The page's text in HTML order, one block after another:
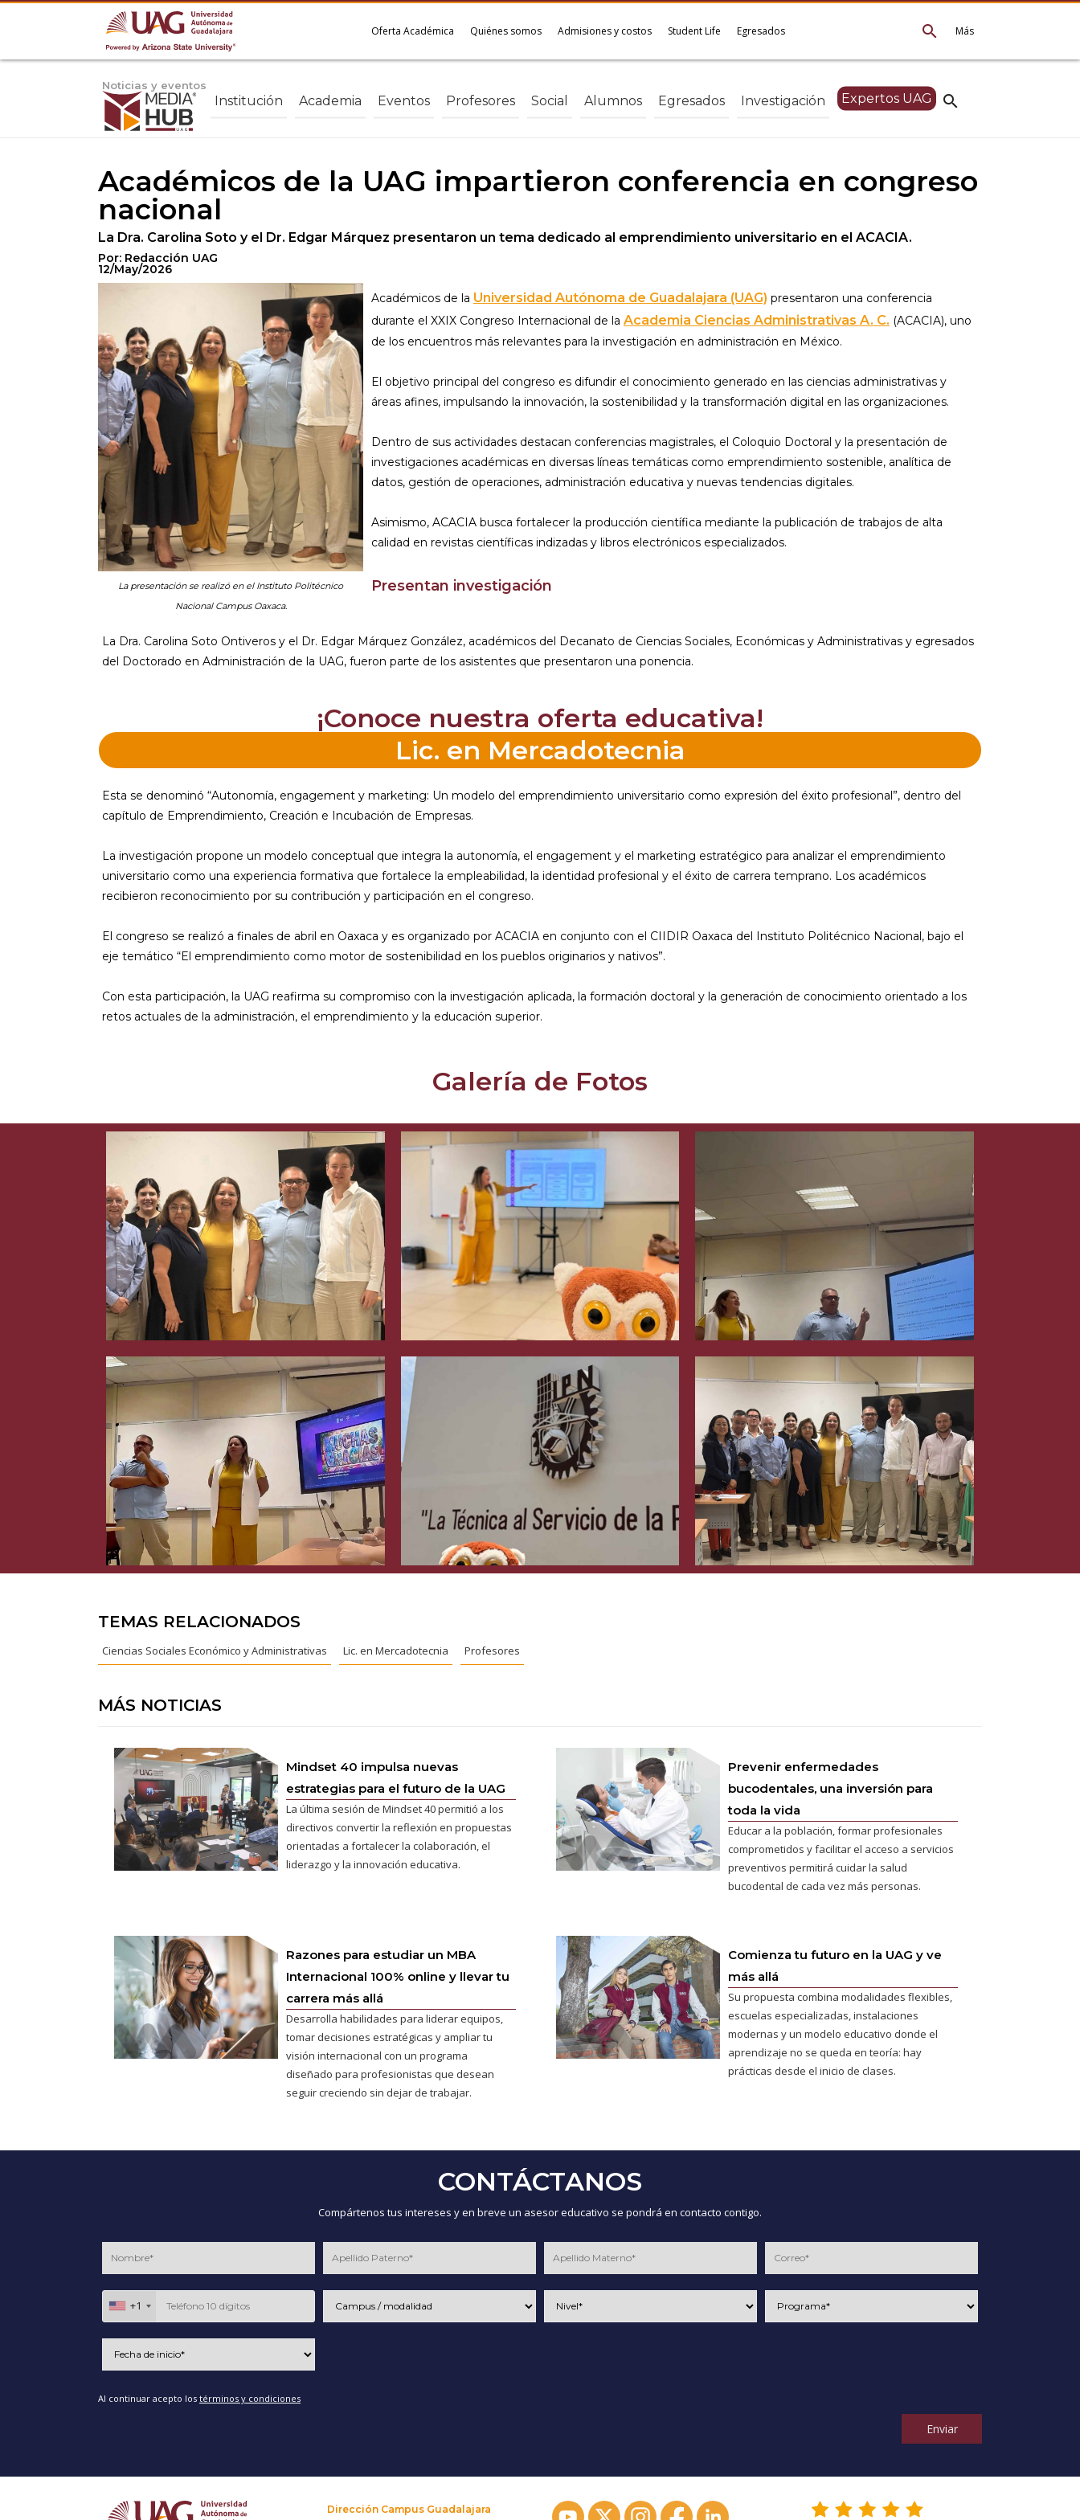
Más
search
Oferta Académica Quiénes somos Admisiones y costos Student Life Egresados
Noticias y eventos
search
Institución Academia Eventos Profesores Social Alumnos Egresados Investigación Expertos UAG
Académicos de la UAG impartieron conferencia en congreso
nacional
La Dra. Carolina Soto y el Dr. Edgar Márquez presentaron un tema dedicado al emprendimiento universitario en el ACACIA.
Por: Redacción UAG
12/May/2026
La presentación se realizó en el Instituto Politécnico
Nacional Campus Oaxaca.
Académicos de la Universidad Autónoma de Guadalajara (UAG) presentaron una conferencia
durante el XXIX Congreso Internacional de la Academia Ciencias Administrativas A. C. (ACACIA), uno
de los encuentros más relevantes para la investigación en administración en México.
El objetivo principal del congreso es difundir el conocimiento generado en las ciencias administrativas y
áreas afines, impulsando la innovación, la sostenibilidad y la transformación digital en las organizaciones.
Dentro de sus actividades destacan conferencias magistrales, el Coloquio Doctoral y la presentación de
investigaciones académicas en diversas líneas temáticas como emprendimiento sostenible, analítica de
datos, gestión de operaciones, administración educativa y nuevas tendencias digitales.
Asimismo, ACACIA busca fortalecer la producción científica mediante la publicación de trabajos de alta
calidad en revistas científicas indizadas y libros electrónicos especializados.
Presentan investigación
La Dra. Carolina Soto Ontiveros y el Dr. Edgar Márquez González, académicos del Decanato de Ciencias Sociales, Económicas y Administrativas y egresados
del Doctorado en Administración de la UAG, fueron parte de los asistentes que presentaron una ponencia.
¡Conoce nuestra oferta educativa!
Lic. en Mercadotecnia
Esta se denominó “Autonomía, engagement y marketing: Un modelo del emprendimiento universitario como expresión del éxito profesional”, dentro del
capítulo de Emprendimiento, Creación e Incubación de Empresas.
La investigación propone un modelo conceptual que integra la autonomía, el engagement y el marketing estratégico para analizar el emprendimiento
universitario como una experiencia formativa que fortalece la empleabilidad, la identidad profesional y el éxito de carrera temprano. Los académicos
recibieron reconocimiento por su contribución y participación en el congreso.
El congreso se realizó a finales de abril en Oaxaca y es organizado por ACACIA en conjunto con el CIIDIR Oaxaca del Instituto Politécnico Nacional, bajo el
eje temático “El emprendimiento como motor de sostenibilidad en los pueblos originarios y nativos”.
Con esta participación, la UAG reafirma su compromiso con la investigación aplicada, la formación doctoral y la generación de conocimiento orientado a los
retos actuales de la administración, el emprendimiento y la educación superior.
Galería de Fotos
TEMAS RELACIONADOS
Ciencias Sociales Económico y Administrativas Lic. en Mercadotecnia Profesores
MÁS NOTICIAS
Mindset 40 impulsa nuevas
estrategias para el futuro de la UAG
La última sesión de Mindset 40 permitió a los
directivos convertir la reflexión en propuestas
orientadas a fortalecer la colaboración, el
liderazgo y la innovación educativa.
Prevenir enfermedades
bucodentales, una inversión para
toda la vida
Educar a la población, formar profesionales
comprometidos y facilitar el acceso a servicios
preventivos permitirá cuidar la salud
bucodental de cada vez más personas.
Razones para estudiar un MBA
Internacional 100% online y llevar tu
carrera más allá
Desarrolla habilidades para liderar equipos,
tomar decisiones estratégicas y ampliar tu
visión internacional con un programa
diseñado para profesionistas que desean
seguir creciendo sin dejar de trabajar.
Comienza tu futuro en la UAG y ve
más allá
Su propuesta combina modalidades flexibles,
escuelas especializadas, instalaciones
modernas y un modelo educativo donde el
aprendizaje no se queda en teoría: hay
prácticas desde el inicio de clases.
CONTÁCTANOS
Compártenos tus intereses y en breve un asesor educativo se pondrá en contacto contigo.
+1
Al continuar acepto los términos y condiciones
Enviar
Dirección Campus Guadalajara